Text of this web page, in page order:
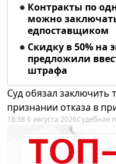
Контракты по
можно
едпоставщиком
Скидку в 50%
предложили
штрафа
Суд обязал заключить
признании отказа в
18:38 6 августа 2026Судебная